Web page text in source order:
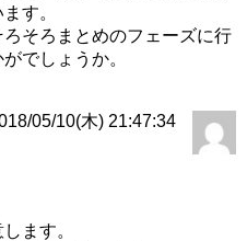
す。
そろまとめのフェーズに行
でしょうか。
05/10(木) 21:47:34
ます。